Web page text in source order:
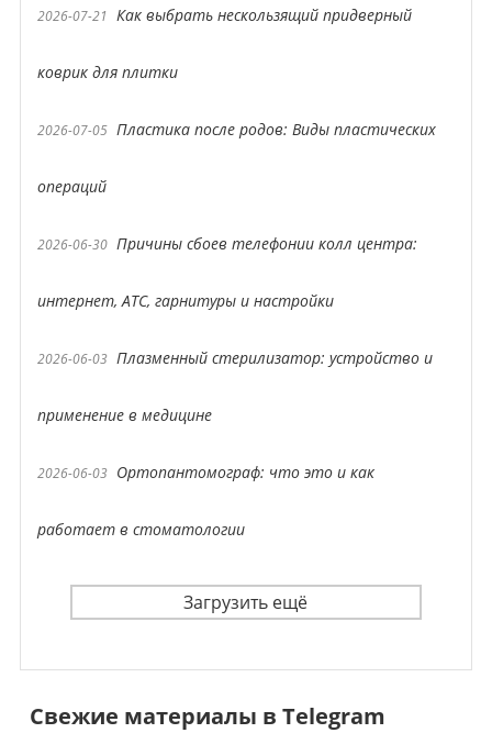
2026-07-21 Как выбрать нескользящий придверный
коврик для плитки
2026-07-05 Пластика после родов: Виды пластических
операций
2026-06-30 Причины сбоев телефонии колл центра:
интернет, АТС, гарнитуры и настройки
2026-06-03 Плазменный стерилизатор: устройство и
применение в медицине
2026-06-03 Ортопантомограф: что это и как
работает в стоматологии
Загрузить ещё
Свежие материалы в Telegram